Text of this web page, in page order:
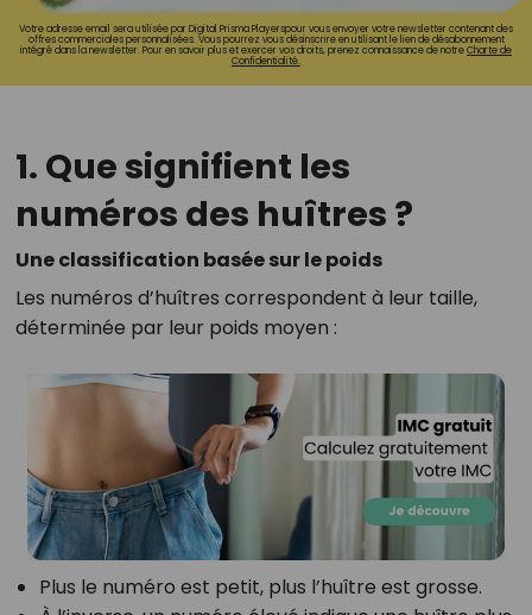
Votre adresse email sera utilisée par Digital Prisma Playerspour vous envoyer votre newsletter contenant des
offres commerciales personnalisées. Vous pourrez vous désinscrire en utilisant le lien de désabonnement
intégré dans la newsletter. Pour en savoir plus et exercer vos droits, prenez connaissance de notreCharte de
Confidentialité.
1. Que signifient les
numéros des huîtres ?
Une classification basée sur le poids
Les numéros d’huîtres correspondent à leur taille,
déterminée par leur poids moyen :
Plus le numéro est petit, plus l’huître est grosse.